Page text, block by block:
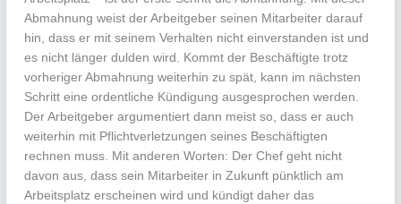
Abmahnung weist der Arbeitgeber seinen Mitarbeiter darauf
hin, dass er mit seinem Verhalten nicht einverstanden ist und
es nicht länger dulden wird. Kommt der Beschäftigte trotz
vorheriger Abmahnung weiterhin zu spät, kann im nächsten
Schritt eine ordentliche Kündigung ausgesprochen werden.
Der Arbeitgeber argumentiert dann meist so, dass er auch
weiterhin mit Pflichtverletzungen seines Beschäftigten
rechnen muss. Mit anderen Worten: Der Chef geht nicht
davon aus, dass sein Mitarbeiter in Zukunft pünktlich am
Arbeitsplatz erscheinen wird und kündigt daher das